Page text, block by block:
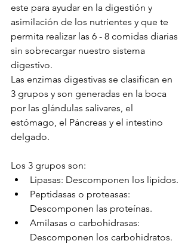
este para ayudar en la digestión y
asimilación de los nutrientes y que te
permita realizar las 6 - 8 comidas diarias
sin sobrecargar nuestro sistema
digestivo.
Las enzimas digestivas se clasifican en
3 grupos y son generadas en la boca
por las glándulas salivares, el
estómago, el Páncreas y el intestino
delgado.
Los 3 grupos son:
Lipasas: Descomponen los lipidos.
Peptidasas o proteasas:
Descomponen las proteínas.
Amilasas o carbohidrasas:
Descomponen los carbohidratos.